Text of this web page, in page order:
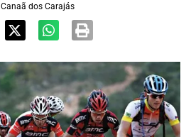
Canaã dos Carajás